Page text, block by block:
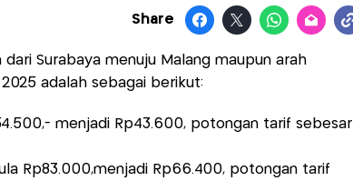
Share
Surabaya menuju Malang maupun arah
adalah sebagai berikut:
menjadi Rp43.600, potongan tarif sebesar
Rp83.000,menjadi Rp66.400, potongan tarif